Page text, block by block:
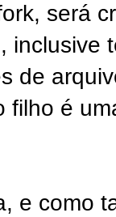
será
inclusive
de
filho é
e como